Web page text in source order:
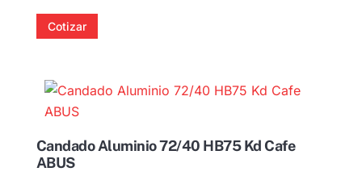
Cotizar
Candado Aluminio 72/40 HB75 Kd Cafe
ABUS